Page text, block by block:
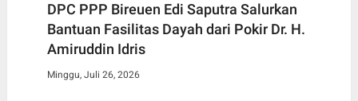
DPC PPP Bireuen Edi Saputra Salurkan
Bantuan Fasilitas Dayah dari Pokir Dr. H.
Amiruddin Idris
Minggu, Juli 26, 2026